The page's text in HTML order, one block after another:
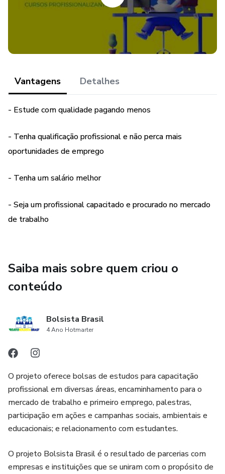
Vantagens Detalhes
- Estude com qualidade pagando menos
- Tenha qualificação profissional e não perca mais
oportunidades de emprego
- Tenha um salário melhor
- Seja um profissional capacitado e procurado no mercado
de trabalho
Saiba mais sobre quem criou o
conteúdo
Bolsista Brasil
4 Ano Hotmarter
O projeto oferece bolsas de estudos para capacitação
profissional em diversas áreas, encaminhamento para o
mercado de trabalho e primeiro emprego, palestras,
participação em ações e campanhas sociais, ambientais e
educacionais; e relacionamento com estudantes.
O projeto Bolsista Brasil é o resultado de parcerias com
empresas e instituições que se uniram com o propósito de